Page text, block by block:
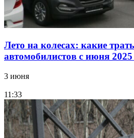
Лето на колесах: какие
автомобилистов с июня 2025
3 июня
11:33